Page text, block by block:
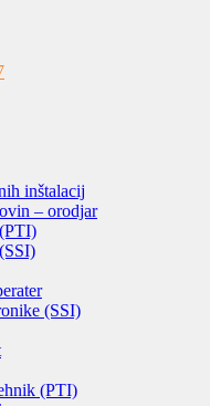
inštalacij
– orodjar
(SSI)
(PTI)